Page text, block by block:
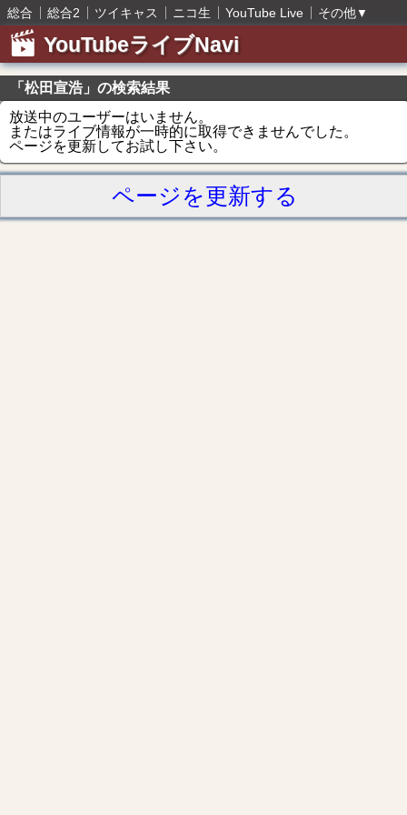
総合 総合2 ツイキャス ニコ生 YouTube Live その他▼
YouTubeライブNavi
「松田宣浩」の検索結果
放送中のユーザーはいません。
またはライブ情報が一時的に取得できませんでした。
ページを更新してお試し下さい。
ページを更新する